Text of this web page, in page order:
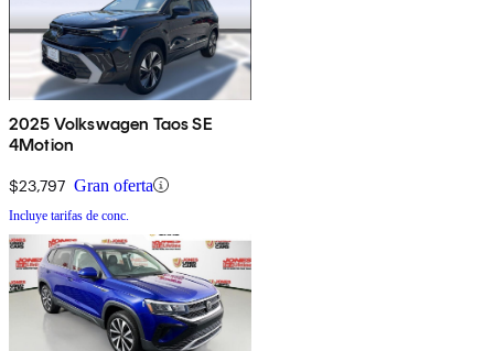
2025 Volkswagen Taos SE
4Motion
$23,797 Gran oferta
Incluye tarifas de conc.